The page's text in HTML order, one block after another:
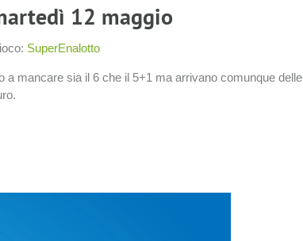
12 maggio
SuperEnalotto
mancare sia il 6 che il 5+1 ma arrivano comunque delle